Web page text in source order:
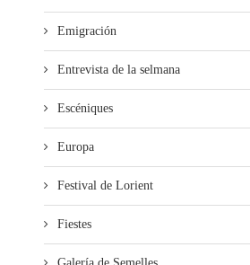
Emigración
Entrevista de la selmana
Escéniques
Europa
Festival de Lorient
Fiestes